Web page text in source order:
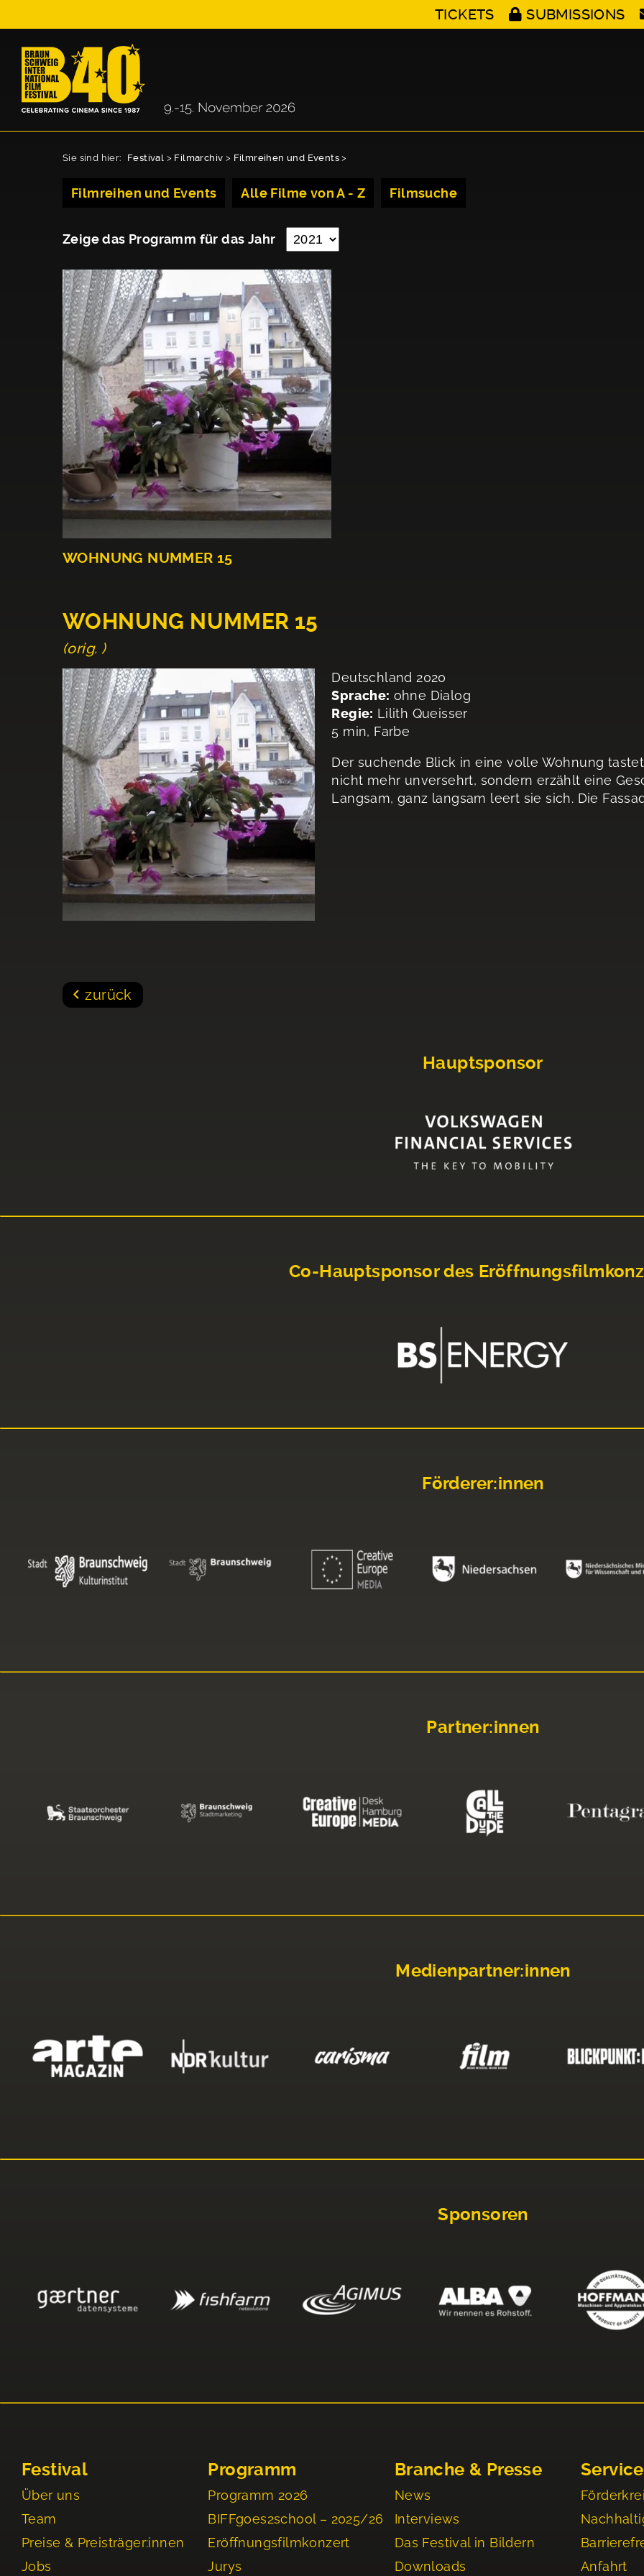
TICKETS SUBMISSIONS
Sie sind hier: Festival > Filmarchiv > Filmreihen und Events >
Filmreihen und Events Alle Filme von A - Z Filmsuche
Zeige das Programm für das Jahr
WOHNUNG NUMMER 15
WOHNUNG NUMMER 15
(orig. )
Deutschland 2020
Sprache: ohne Dialog
Regie: Lilith Queisser
5 min, Farbe
Der suchende Blick in eine volle Wohnung
nicht mehr unversehrt, sondern erzählt eine
Langsam, ganz langsam leert sie sich. Die
zurück
Hauptsponsor
Co-Hauptsponsor des
Förderer:innen
Partner:innen
Medienpartner:innen
Sponsoren
Festival
Über uns
Team
Preise & Preisträger:innen
Jobs
Programm
Programm 2026
BIFFgoes2school – 2025/26
Eröffnungsfilmkonzert
Jurys
Branche & Presse
News
Interviews
Das Festival in Bildern
Downloads
Service
Anfahrt